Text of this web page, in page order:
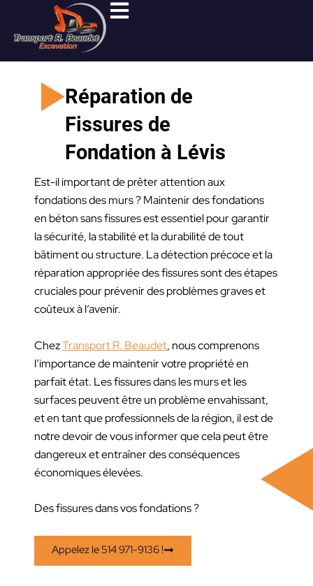
contenu
Réparation de
Fissures de
Fondation à Lévis
Est-il important de prêter attention aux
fondations des murs ? Maintenir des fondations
en béton sans fissures est essentiel pour garantir
la sécurité, la stabilité et la durabilité de tout
bâtiment ou structure. La détection précoce et la
réparation appropriée des fissures sont des étapes
cruciales pour prévenir des problèmes graves et
coûteux à l’avenir.
ChezTransport R. Beaudet, nous comprenons
l’importance de maintenir votre propriété en
parfait état. Les fissures dans les murs et les
surfaces peuvent être un problème envahissant,
et en tant que professionnels de la région, il est de
notre devoir de vous informer que cela peut être
dangereux et entraîner des conséquences
économiques élevées.
Des fissures dans vos fondations ?
Appelez le 514 971-9136 !